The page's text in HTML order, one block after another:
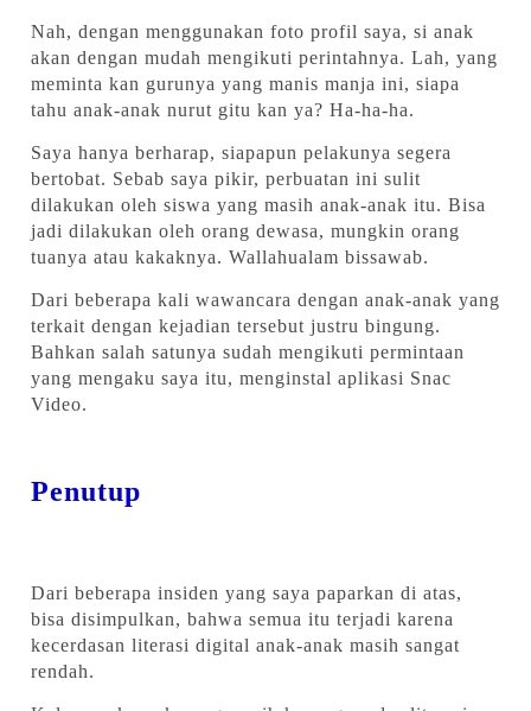
Nah, dengan menggunakan foto profil saya, si anak
akan dengan mudah mengikuti perintahnya. Lah, yang
meminta kan gurunya yang manis manja ini, siapa
tahu anak-anak nurut gitu kan ya? Ha-ha-ha.
Saya hanya berharap, siapapun pelakunya segera
bertobat. Sebab saya pikir, perbuatan ini sulit
dilakukan oleh siswa yang masih anak-anak itu. Bisa
jadi dilakukan oleh orang dewasa, mungkin orang
tuanya atau kakaknya. Wallahualam bissawab.
Dari beberapa kali wawancara dengan anak-anak yang
terkait dengan kejadian tersebut justru bingung.
Bahkan salah satunya sudah mengikuti permintaan
yang mengaku saya itu, menginstal aplikasi Snac
Video.
Penutup
Dari beberapa insiden yang saya paparkan di atas,
bisa disimpulkan, bahwa semua itu terjadi karena
kecerdasan literasi digital anak-anak masih sangat
rendah.